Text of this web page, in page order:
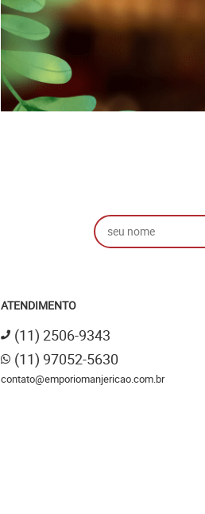
ATENDIMENTO
(11) 2506-9343
(11) 97052-5630
contato@emporiomanjericao.com.br